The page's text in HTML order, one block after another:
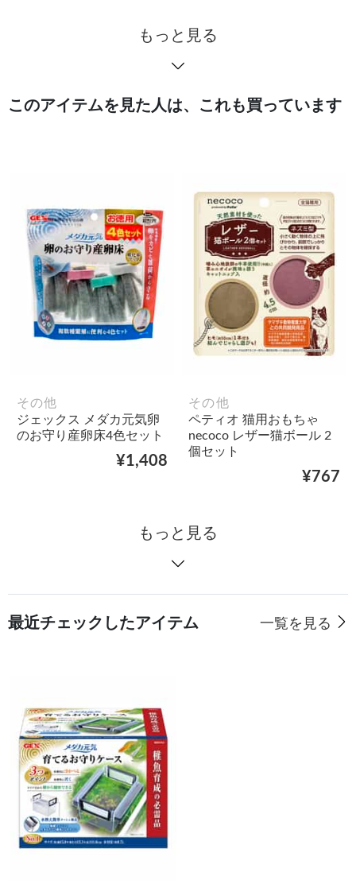
もっと見る
このアイテムを見た人は、これも買っています
その他
ジェックス メダカ元気卵
のお守り産卵床4色セット
¥1,408
その他
ペティオ 猫用おもちゃ
necoco レザー猫ボール 2
個セット
¥767
もっと見る
最近チェックしたアイテム 一覧を見る